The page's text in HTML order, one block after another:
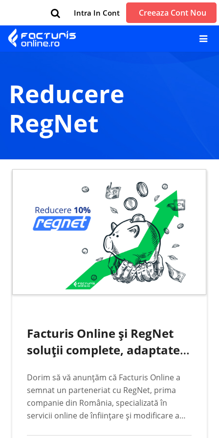
Intra In Cont Creeaza Cont Nou
reducere
RegNet
Facturis Online și RegNet
soluții complete, adaptate
mediului de afaceri
Dorim să vă anunțăm că Facturis Online a
semnat un parteneriat cu RegNet, prima
companie din România, specializată în
servicii online de înființare și modificare a